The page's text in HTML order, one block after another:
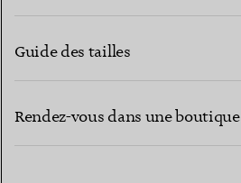
Guide des tailles
Rendez-vous dans une boutique